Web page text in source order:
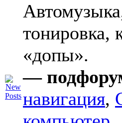
тонировка,
«допы».
—
навигация,